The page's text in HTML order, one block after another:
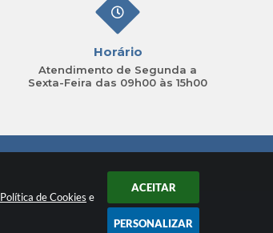
Política de Cookies e
ACEITAR
PERSONALIZAR
Horário
Atendimento de Segunda a
Sexta-Feira das 09h00 às 15h00